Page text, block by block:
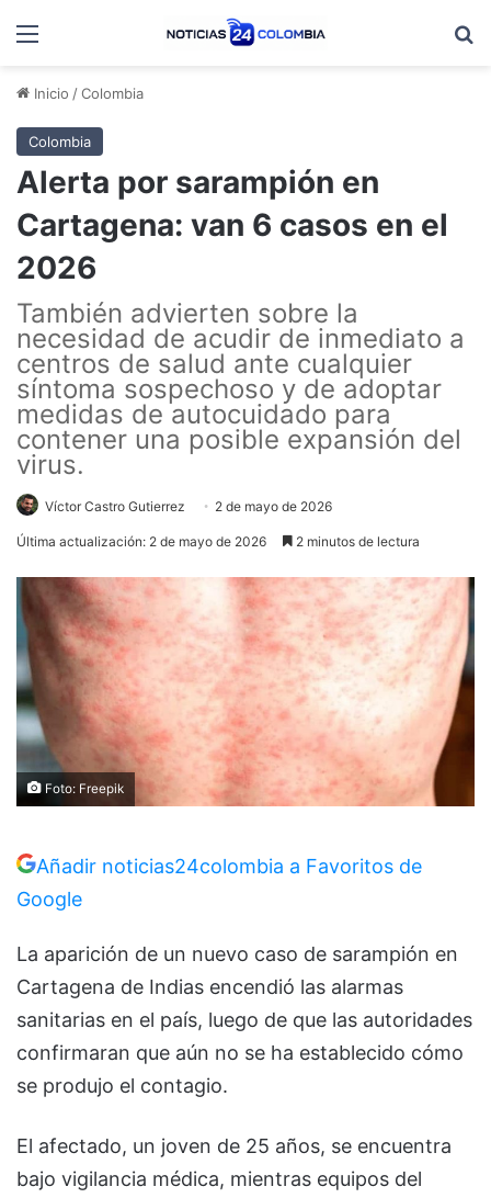
Menú
Inicio /Colombia
Colombia
Alerta por sarampión en
Cartagena: van 6 casos en el
2026
También advierten sobre la
necesidad de acudir de inmediato a
centros de salud ante cualquier
síntoma sospechoso y de adoptar
medidas de autocuidado para
contener una posible expansión del
virus.
Víctor Castro Gutierrez 2 de mayo de 2026
Última actualización: 2 de mayo de 2026 2 minutos de lectura
Foto: Freepik
Añadir noticias24colombia a Favoritos de
Google
La aparición de un nuevo caso de sarampión en
Cartagena de Indias encendió las alarmas
sanitarias en el país, luego de que las autoridades
confirmaran que aún no se ha establecido cómo
se produjo el contagio.
El afectado, un joven de 25 años, se encuentra
bajo vigilancia médica, mientras equipos del